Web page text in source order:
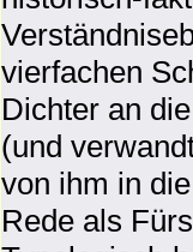
vierfachen
Dichter an
(und
von ihm in
Rede als